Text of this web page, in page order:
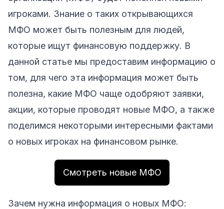
игроками. Знание о таких открывающихся
МФО может быть полезным для людей,
которые ищут финансовую поддержку. В
данной статье мы предоставим информацию о
том, для чего эта информация может быть
полезна, какие МФО чаще одобряют заявки,
акции, которые проводят новые МФО, а также
поделимся некоторыми интересными фактами
о новых игроках на финансовом рынке.
Смотреть новые МФО
Зачем нужна информация о новых МФО: